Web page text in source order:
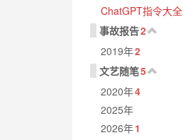
ChatGPT指令大全
事故报告2
2019年2
文艺随笔5
2020年4
2025年
2026年1